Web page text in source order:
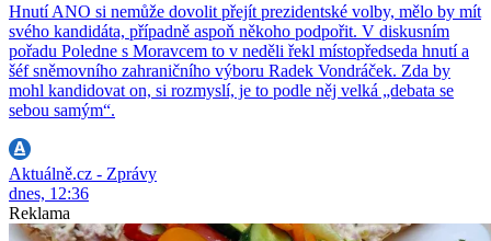
Hnutí ANO si nemůže dovolit přejít prezidentské volby, mělo by mít
svého kandidáta, případně aspoň někoho podpořit. V diskusním
pořadu Poledne s Moravcem to v neděli řekl místopředseda hnutí a
šéf sněmovního zahraničního výboru Radek Vondráček. Zda by
mohl kandidovat on, si rozmyslí, je to podle něj velká „debata se
sebou samým“.
Aktuálně.cz - Zprávy
dnes, 12:36
Reklama